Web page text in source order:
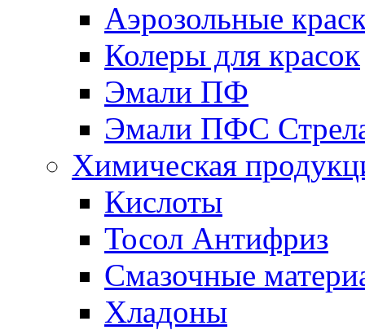
Аэрозольные
Колеры для красок
Эмали ПФ
Эмали ПФС
Химическая
Кислоты
Тосол Антифриз
Смазочные
Хладоны